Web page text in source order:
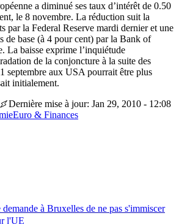
a diminué ses taux d’intérêt de 0.50
le 8 novembre. La réduction suit la
par la Federal Reserve mardi dernier et une
de base (à 4 pour cent) par la Bank of
La baisse exprime l’inquiétude
de la conjoncture à la suite des
septembre aux USA pourrait être plus
initialement.
Dernière mise à jour: Jan 29, 2010 - 12:08
Euro & Finances
à Bruxelles de ne pas s'immiscer
l'UE